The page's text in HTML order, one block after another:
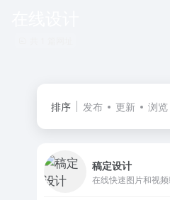
排序 发布 更新 浏览
稿定设计